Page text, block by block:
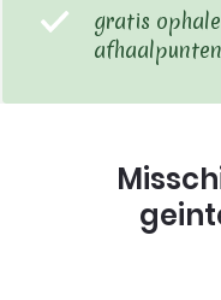
gratis
afhaalpunten